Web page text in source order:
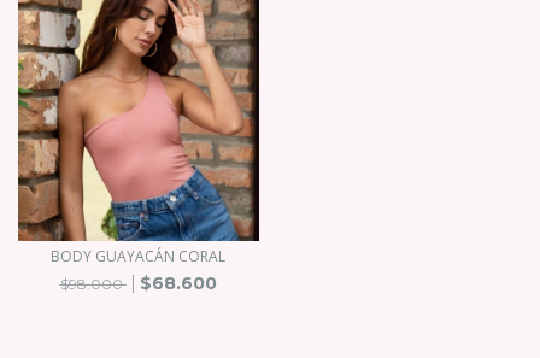
BODY GUAYACÁN CORAL
$98.000 $68.600